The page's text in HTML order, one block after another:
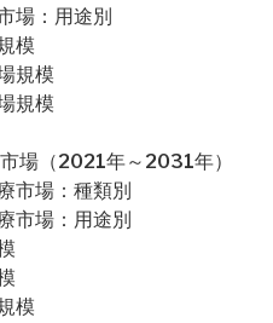
場：用途別
模
規模
規模
場（2021年～2031年）
市場：種類別
市場：用途別
模